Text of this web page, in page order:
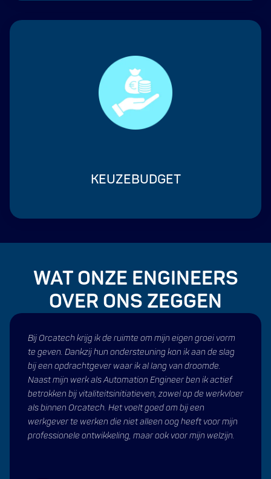
KEUZEBUDGET
WAT ONZE ENGINEERS
OVER ONS ZEGGEN
Bij Orcatech krijg ik de ruimte om mijn eigen groei vorm
te geven. Dankzij hun ondersteuning kon ik aan de slag
bij een opdrachtgever waar ik al lang van droomde.
Naast mijn werk als Automation Engineer ben ik actief
betrokken bij vitaliteitsinitiatieven, zowel op de werkvloer
als binnen Orcatech. Het voelt goed om bij een
werkgever te werken die niet alleen oog heeft voor mijn
professionele ontwikkeling, maar ook voor mijn welzijn.